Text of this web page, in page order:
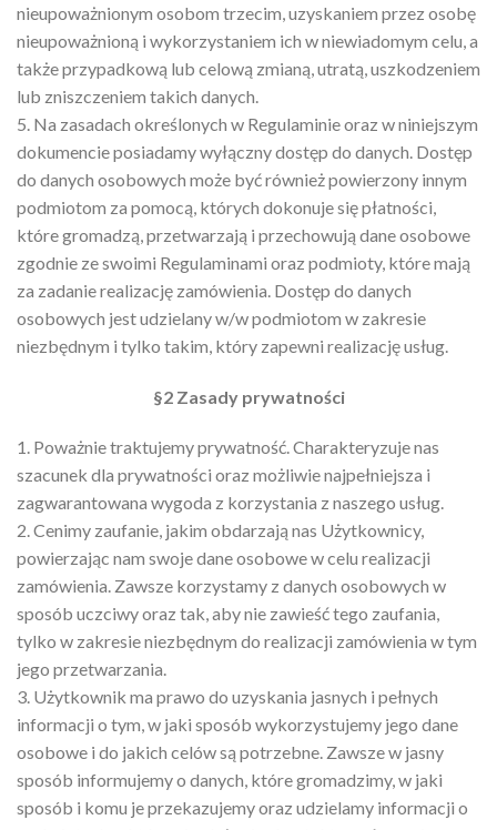
nieupoważnionym osobom trzecim, uzyskaniem przez osobę
nieupoważnioną i wykorzystaniem ich w niewiadomym celu, a
także przypadkową lub celową zmianą, utratą, uszkodzeniem
lub zniszczeniem takich danych.
5. Na zasadach określonych w Regulaminie oraz w niniejszym
dokumencie posiadamy wyłączny dostęp do danych. Dostęp
do danych osobowych może być również powierzony innym
podmiotom za pomocą, których dokonuje się płatności,
które gromadzą, przetwarzają i przechowują dane osobowe
zgodnie ze swoimi Regulaminami oraz podmioty, które mają
za zadanie realizację zamówienia. Dostęp do danych
osobowych jest udzielany w/w podmiotom w zakresie
niezbędnym i tylko takim, który zapewni realizację usług.
§2 Zasady prywatności
1. Poważnie traktujemy prywatność. Charakteryzuje nas
szacunek dla prywatności oraz możliwie najpełniejsza i
zagwarantowana wygoda z korzystania z naszego usług.
2. Cenimy zaufanie, jakim obdarzają nas Użytkownicy,
powierzając nam swoje dane osobowe w celu realizacji
zamówienia. Zawsze korzystamy z danych osobowych w
sposób uczciwy oraz tak, aby nie zawieść tego zaufania,
tylko w zakresie niezbędnym do realizacji zamówienia w tym
jego przetwarzania.
3. Użytkownik ma prawo do uzyskania jasnych i pełnych
informacji o tym, w jaki sposób wykorzystujemy jego dane
osobowe i do jakich celów są potrzebne. Zawsze w jasny
sposób informujemy o danych, które gromadzimy, w jaki
sposób i komu je przekazujemy oraz udzielamy informacji o